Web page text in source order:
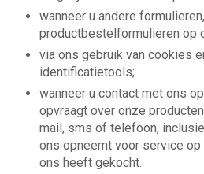
wanneer u andere
productbestelformulieren op
via ons gebruik van cookies
identificatietools;
wanneer u contact met ons
opvraagt over onze
mail, sms of telefoon,
ons opneemt voor service op
ons heeft gekocht.